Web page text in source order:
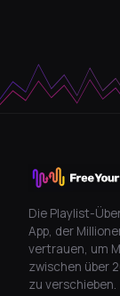
Die Playlist-
App, der
vertrauen, um
zwischen über
zu verschieben.